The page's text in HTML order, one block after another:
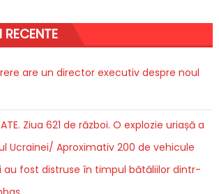
are un director executiv despre noul
Ziua 621 de război. O explozie uriașă a
Ucrainei/ Aproximativ 200 de vehicule
au fost distruse în timpul bătăliilor dintr-